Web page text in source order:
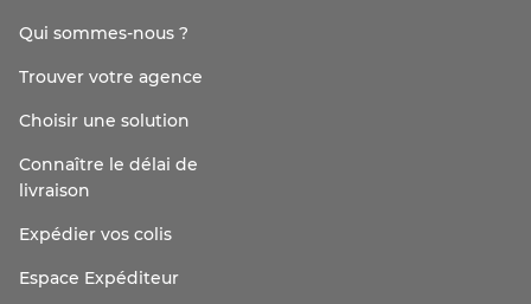
Qui sommes-nous ?
Trouver votre agence
Choisir une solution
Connaître le délai de
livraison
Expédier vos colis
Espace Expéditeur